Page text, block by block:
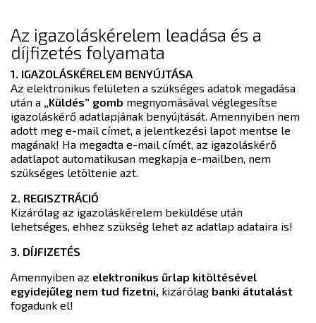
Az igazoláskérelem leadása és a
díjfizetés folyamata
1. IGAZOLÁSKÉRELEM BENYÚJTÁSA
Az elektronikus felületen a szükséges adatok megadása
után a „Küldés” gomb megnyomásával véglegesítse
igazoláskérő adatlapjának benyújtását. Amennyiben nem
adott meg e-mail címet, a jelentkezési lapot mentse le
magának! Ha megadta e-mail címét, az igazoláskérő
adatlapot automatikusan megkapja e-mailben, nem
szükséges letöltenie azt.
2. REGISZTRÁCIÓ
Kizárólag az igazoláskérelem beküldése után
lehetséges, ehhez szükség lehet az adatlap adataira is!
3. DÍJFIZETÉS
Amennyiben az elektronikus űrlap kitöltésével
egyidejűleg nem tud fizetni, kizárólag banki átutalást
fogadunk el!